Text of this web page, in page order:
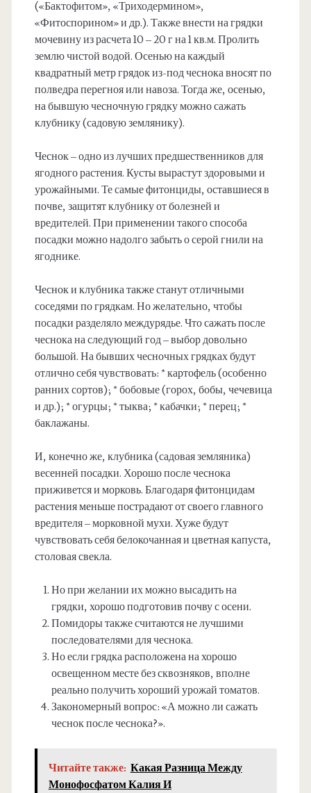
(«Бактофитом», «Триходермином»,
«Фитоспорином» и др.). Также внести на грядки
мочевину из расчета 10 – 20 г на 1 кв.м. Пролить
землю чистой водой. Осенью на каждый
квадратный метр грядок из-под чеснока вносят по
полведра перегноя или навоза. Тогда же, осенью,
на бывшую чесночную грядку можно сажать
клубнику (садовую землянику).
Чеснок – одно из лучших предшественников для
ягодного растения. Кусты вырастут здоровыми и
урожайными. Те самые фитонциды, оставшиеся в
почве, защитят клубнику от болезней и
вредителей. При применении такого способа
посадки можно надолго забыть о серой гнили на
ягоднике.
Чеснок и клубника также станут отличными
соседями по грядкам. Но желательно, чтобы
посадки разделяло междурядье. Что сажать после
чеснока на следующий год – выбор довольно
большой. На бывших чесночных грядках будут
отлично себя чувствовать: * картофель (особенно
ранних сортов); * бобовые (горох, бобы, чечевица
и др.); * огурцы; * тыква; * кабачки; * перец; *
баклажаны.
И, конечно же, клубника (садовая земляника)
весенней посадки. Хорошо после чеснока
приживется и морковь. Благодаря фитонцидам
растения меньше пострадают от своего главного
вредителя – морковной мухи. Хуже будут
чувствовать себя белокочанная и цветная капуста,
столовая свекла.
Но при желании их можно высадить на
грядки, хорошо подготовив почву с осени.
Помидоры также считаются не лучшими
последователями для чеснока.
Но если грядка расположена на хорошо
освещенном месте без сквозняков, вполне
реально получить хороший урожай томатов.
Закономерный вопрос: «А можно ли сажать
чеснок после чеснока?».
Читайте также: Какая Разница Между
Монофосфатом Калия И